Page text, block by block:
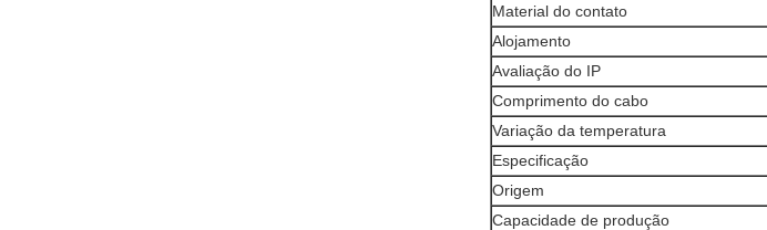
Material do contato
Alojamento
Avaliação do IP
Comprimento do cabo
Variação da temperatura
Especificação
Origem
Capacidade de produção